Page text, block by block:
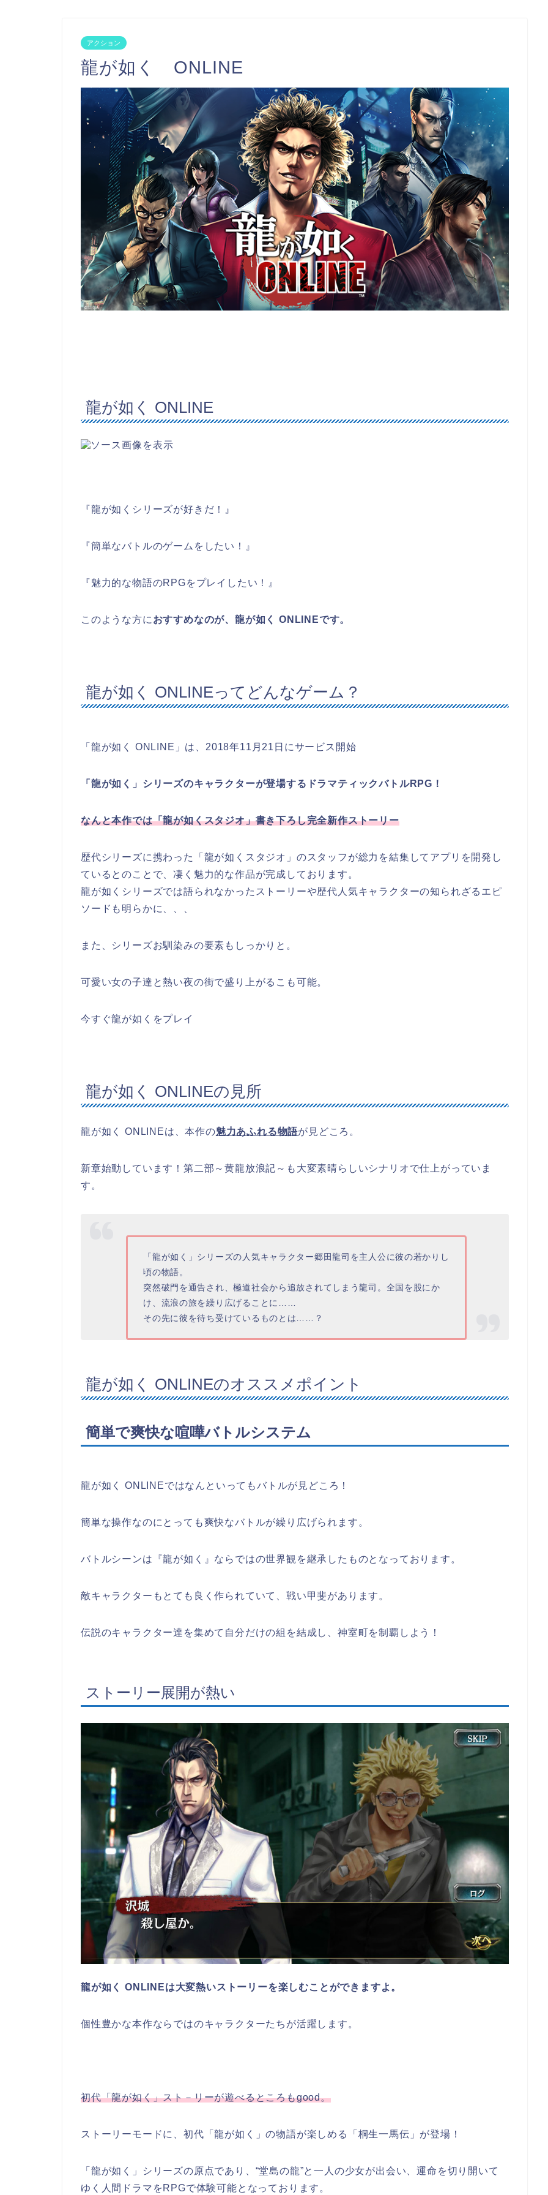
アクション
龍が如く ONLINE
龍が如く ONLINE
『龍が如くシリーズが好きだ！』
『簡単なバトルのゲームをしたい！』
『魅力的な物語のRPGをプレイしたい！』
このような方に おすすめなのが、龍が如く ONLINEです。
龍が如く ONLINEってどんなゲーム？
「龍が如く ONLINE」は、2018年11月21日にサービス開始
「龍が如く」シリーズのキャラクターが登場するドラマティックバトルRPG！
なんと本作では「龍が如くスタジオ」書き下ろし完全新作ストーリー
歴代シリーズに携わった「龍が如くスタジオ」のスタッフが総力を結集してアプリを開発し
ているとのことで、凄く魅力的な作品が完成しております。
龍が如くシリーズでは語られなかったストーリーや歴代人気キャラクターの知られざるエピ
ソードも明らかに、、、
また、シリーズお馴染みの要素もしっかりと。
可愛い女の子達と熱い夜の街で盛り上がるこも可能。
今すぐ龍が如くをプレイ
龍が如く ONLINEの見所
龍が如く ONLINEは、本作の魅力あふれる物語が見どころ。
新章始動しています！第二部～黄龍放浪記～も大変素晴らしいシナリオで仕上がっていま
す。
「龍が如く」シリーズの人気キャラクター郷田龍司を主人公に彼の若かりし
頃の物語。
突然破門を通告され、極道社会から追放されてしまう龍司。全国を股にか
け、流浪の旅を繰り広げることに……
その先に彼を待ち受けているものとは……？
龍が如く ONLINEのオススメポイント
簡単で爽快な喧嘩バトルシステム
龍が如く ONLINEではなんといってもバトルが見どころ！
簡単な操作なのにとっても爽快なバトルが繰り広げられます。
バトルシーンは『龍が如く』ならではの世界観を継承したものとなっております。
敵キャラクターもとても良く作られていて、戦い甲斐があります。
伝説のキャラクター達を集めて自分だけの組を結成し、神室町を制覇しよう！
ストーリー展開が熱い
龍が如く ONLINEは大変熱いストーリーを楽しむことができますよ。
個性豊かな本作ならではのキャラクターたちが活躍します。
初代「龍が如く」スト－リーが遊べるところもgood。
ストーリーモードに、初代「龍が如く」の物語が楽しめる「桐生一馬伝」が登場！
「龍が如く」シリーズの原点であり、“堂島の龍”と一人の少女が出会い、運命を切り開いて
ゆく人間ドラマをRPGで体験可能となっております。